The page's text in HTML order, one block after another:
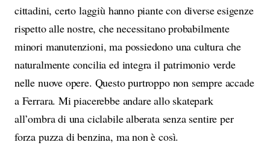
cittadini, certo laggiù hanno piante con diverse esigenze
rispetto alle nostre, che necessitano probabilmente
minori manutenzioni, ma possiedono una cultura che
naturalmente concilia ed integra il patrimonio verde
nelle nuove opere. Questo purtroppo non sempre accade
a Ferrara. Mi piacerebbe andare allo skatepark
all’ombra di una ciclabile alberata senza sentire per
forza puzza di benzina, ma non è così.